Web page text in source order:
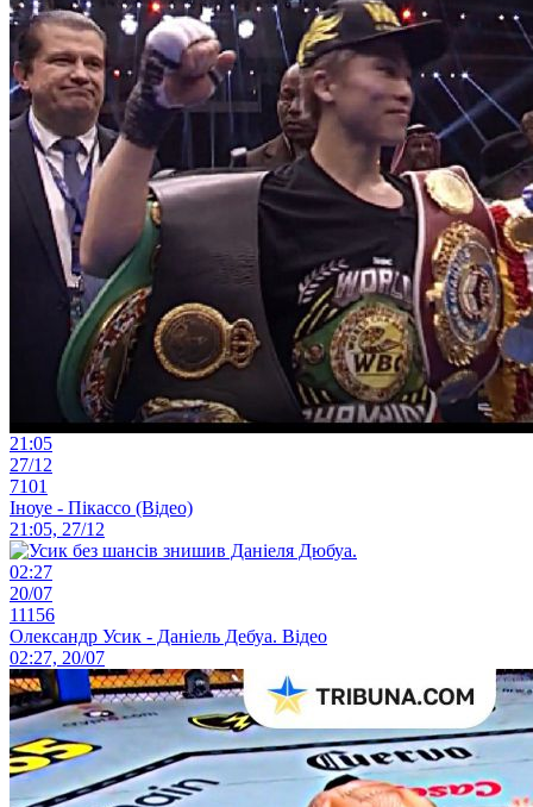
21:05
27/12
7101
Іноуе - Пікассо (Відео)
21:05, 27/12
02:27
20/07
11156
Олександр Усик - Даніель Дебуа. Відео
02:27, 20/07